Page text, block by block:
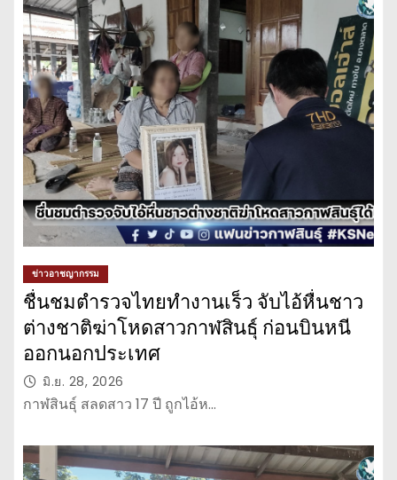
ข่าวอาชญากรรม
ชื่นชมตำรวจไทยทำงานเร็ว จับไอ้หื่นชาว
ต่างชาติฆ่าโหดสาวกาฬสินธุ์ ก่อนบินหนี
ออกนอกประเทศ
มิ.ย. 28, 2026
กาฬสินธุ์ สลดสาว 17 ปี ถูกไอ้ห…